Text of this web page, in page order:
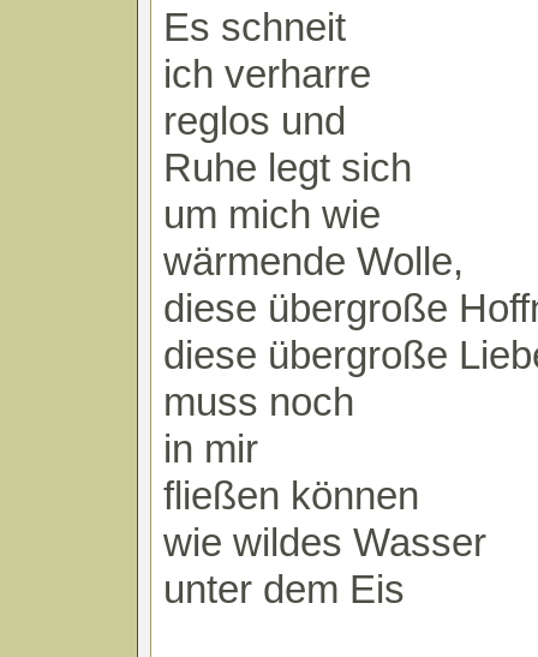
Es schneit
ich verharre
reglos und
Ruhe legt sich
um mich wie
wärmende Wolle,
diese übergroße
diese übergroße
muss noch
in mir
fließen können
wie wildes Wasser
unter dem Eis